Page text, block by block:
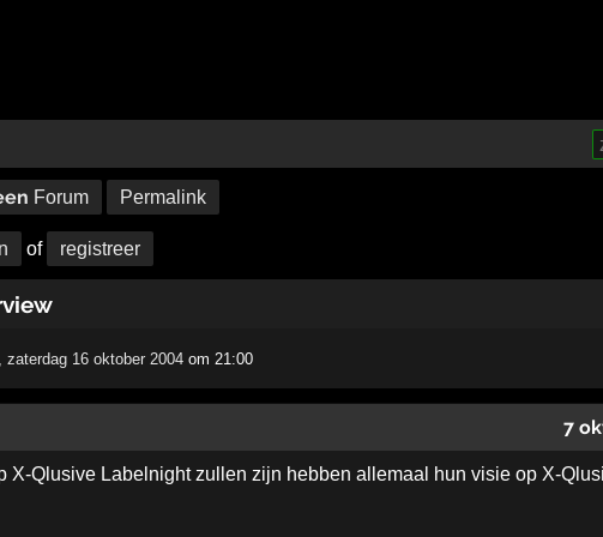
Forum Permalink
of registreer
zaterdag 16 oktober 2004om 21:00
7
X-Qlusive Labelnight zullen zijn hebben allemaal hun visie op X-